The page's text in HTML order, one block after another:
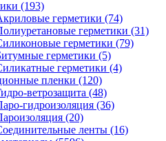
(193)
герметики (74)
герметики (31)
герметики (79)
герметики (5)
герметики (4)
пленки (120)
ветрозащита (48)
гидроизоляция (36)
(20)
ленты (16)